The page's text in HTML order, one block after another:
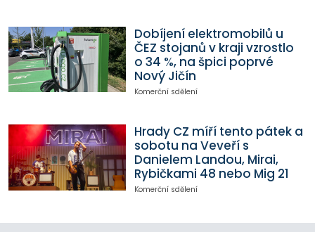
Dobíjení elektromobilů u
ČEZ stojanů v kraji vzrostlo
o 34 %, na špici poprvé
Nový Jičín
Komerční sdělení
Hrady CZ míří tento pátek a
sobotu na Veveří s
Danielem Landou, Mirai,
Rybičkami 48 nebo Mig 21
Komerční sdělení